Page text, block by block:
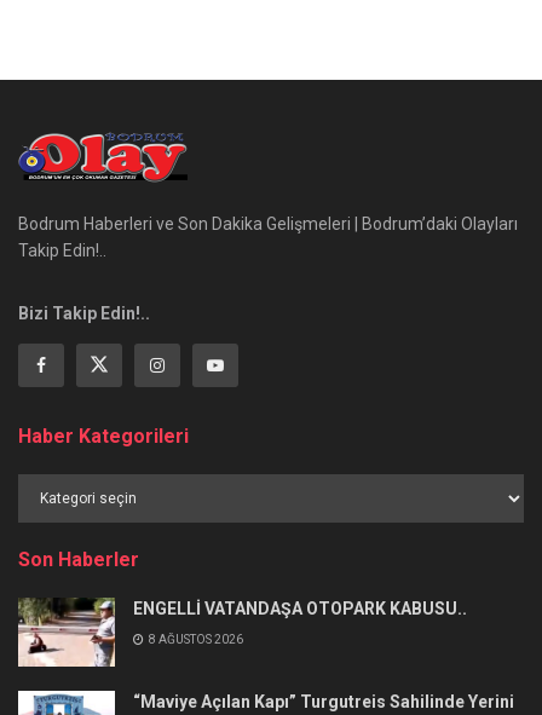
Bodrum Haberleri ve Son Dakika Gelişmeleri | Bodrum’daki Olayları
Takip Edin!..
Bizi Takip Edin!..
Haber Kategorileri
Kategorileri
Son Haberler
ENGELLİ VATANDAŞA OTOPARK KABUSU..
8 AĞUSTOS 2026
“Maviye Açılan Kapı” Turgutreis Sahilinde Yerini